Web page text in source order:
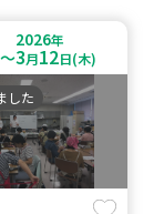
～
2026年
3月12日(木)
した